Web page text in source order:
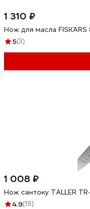
1 310 ₽
Нож для масла
5(3)
1 008 ₽
Нож сантоку TALLER
4.9(19)